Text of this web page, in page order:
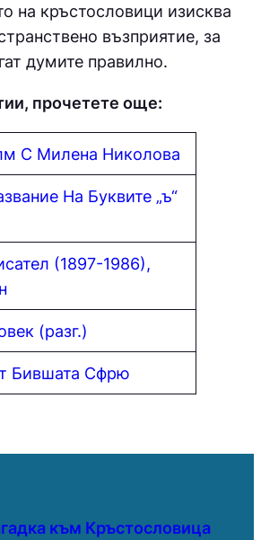
на кръстословици изисква
възприятие, за
думите правилно.
прочетете още:
С Милена Николова
На Буквите „ъ“
(1897-1986),
(разг.)
Бившата Сфрю
към Кръстословица